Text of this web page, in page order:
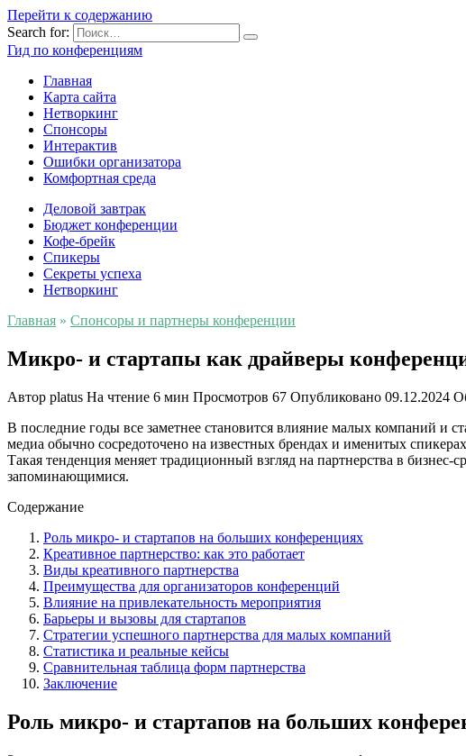
Перейти к содержанию
Search for:
Гид по конференциям
Главная
Карта сайта
Нетворкинг
Спонсоры
Интерактив
Ошибки организатора
Комфортная среда
Деловой завтрак
Бюджет конференции
Кофе-брейк
Спикеры
Секреты успеха
Нетворкинг
Главная » Спонсоры и партнеры конференции
Микро- и стартапы как драйверы
Автор platus На чтение 6 мин Просмотров 67 Опубликовано 09.12.2024
В последние годы все заметнее становится влияние малых компаний и
медиа обычно сосредоточено на известных брендах и именитых
Такая тенденция меняет традиционный взгляд на партнерства в
запоминающимися.
Содержание
Роль микро- и стартапов на больших конференциях
Креативное партнерство: как это работает
Виды креативного партнерства
Преимущества для организаторов конференций
Влияние на привлекательность мероприятия
Барьеры и вызовы для стартапов
Стратегии успешного партнерства для малых компаний
Статистика и реальные кейсы
Сравнительная таблица форм партнерства
Заключение
Роль микро- и стартапов на больших